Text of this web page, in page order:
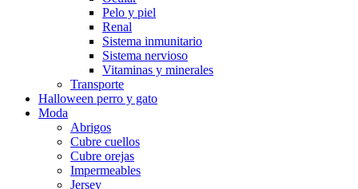
Pelo y piel
Renal
Sistema inmunitario
Sistema nervioso
Vitaminas y minerales
Transporte
Halloween perro y gato
Moda
Abrigos
Cubre cuellos
Cubre orejas
Impermeables
Jersey